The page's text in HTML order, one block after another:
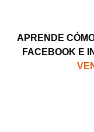
APRENDE
FACEBOOK E